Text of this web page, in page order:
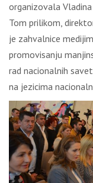
organizovala
Tom prilikom,
je zahvalnice
promovisanju
rad nacionalnih
na jezicima